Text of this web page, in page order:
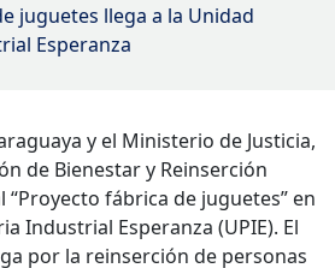
juguetes llega a la Unidad
Esperanza
y el Ministerio de Justicia,
de Bienestar y Reinserción
“Proyecto fábrica de juguetes” en
Industrial Esperanza (UPIE). El
por la reinserción de personas